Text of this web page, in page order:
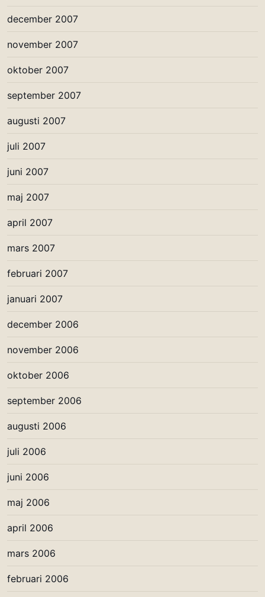
december 2007
november 2007
oktober 2007
september 2007
augusti 2007
juli 2007
juni 2007
maj 2007
april 2007
mars 2007
februari 2007
januari 2007
december 2006
november 2006
oktober 2006
september 2006
augusti 2006
juli 2006
juni 2006
maj 2006
april 2006
mars 2006
februari 2006